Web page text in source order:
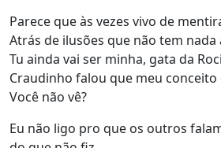
Parece que às vezes vivo de
Atrás de ilusões que não tem nada
Tu ainda vai ser minha, gata da
Craudinho falou que meu conceito
Você não vê?
Eu não ligo pro que os outros